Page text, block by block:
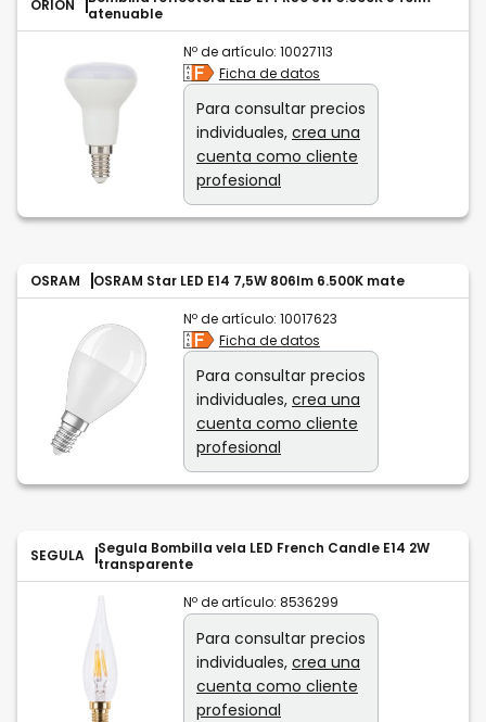
ORION
atenuable
Nº de artículo: 10027113
Ficha de datos
Para consultar precios
individuales, crea una
cuenta como cliente
profesional
OSRAM OSRAM Star LED E14 7,5W 806lm 6.500K mate
Nº de artículo: 10017623
Ficha de datos
Para consultar precios
individuales, crea una
cuenta como cliente
profesional
SEGULA
Segula Bombilla vela LED French Candle E14 2W
transparente
Nº de artículo: 8536299
Para consultar precios
individuales, crea una
cuenta como cliente
profesional